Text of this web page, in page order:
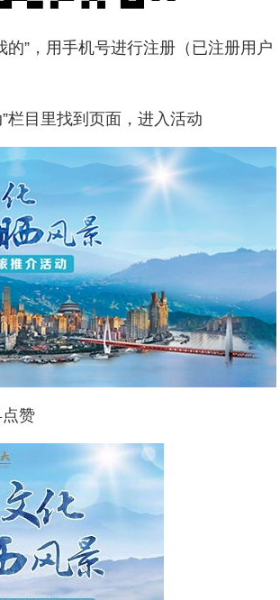
”，用手机号进行注册（已注册用户
栏目里找到页面，进入活动
赞